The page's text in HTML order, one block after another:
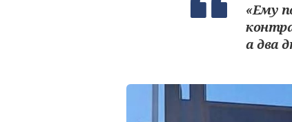
«Ему
а два